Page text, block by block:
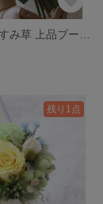
残り1点